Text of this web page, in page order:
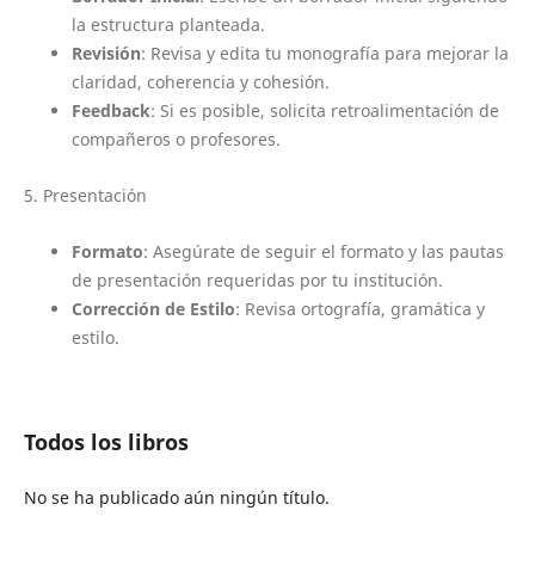
la estructura planteada.
Revisión: Revisa y edita tu monografía para mejorar la
claridad, coherencia y cohesión.
Feedback: Si es posible, solicita retroalimentación de
compañeros o profesores.
5. Presentación
Formato: Asegúrate de seguir el formato y las pautas
de presentación requeridas por tu institución.
Corrección de Estilo: Revisa ortografía, gramática y
estilo.
Todos los libros
No se ha publicado aún ningún título.